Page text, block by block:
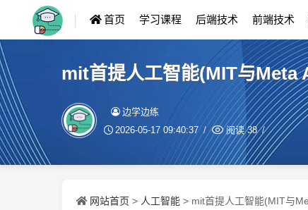
首页 学习课程 后端技术 前端技术
mit首提人工智能(MIT与Meta
边学边练
2026-05-17 09:40:37 阅读38
网站首页 > 人工智能 > mit首提人工智能(MIT与